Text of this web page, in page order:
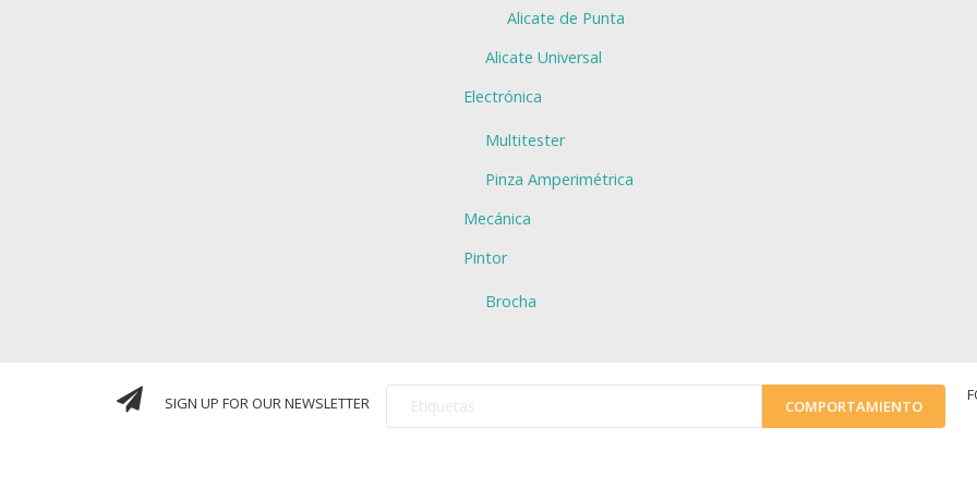
Alicate de Punta
Alicate Universal
Electrónica
Multitester
Pinza Amperimétrica
Mecánica
Pintor
Brocha
SIGN UP FOR OUR NEWSLETTER